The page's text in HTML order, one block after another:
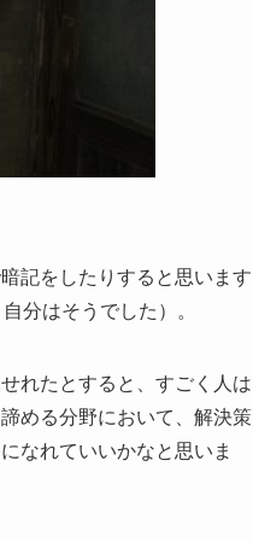
記をしたりすると思います
分はそうでした）。
れたとすると、すごく人は
める分野において、解決策
なれていいかなと思いま